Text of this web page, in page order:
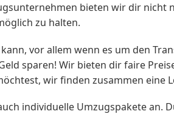
bieten wir dir nicht
zu halten.
vor allem wenn es um den
sparen! Wir bieten dir faire
wir finden zusammen eine
individuelle Umzugspakete an.